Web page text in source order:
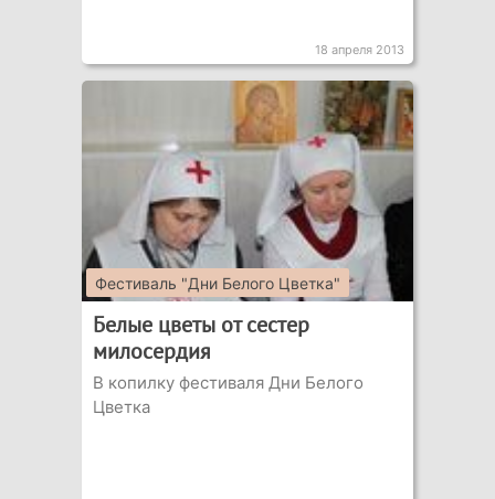
18 апреля 2013
Фестиваль "Дни Белого Цветка"
Белые цветы от сестер
милосердия
В копилку фестиваля Дни Белого
Цветка